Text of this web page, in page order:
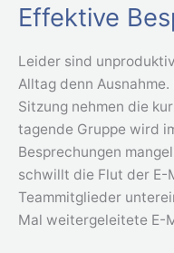
Effektive
Leider sind
Alltag denn
Sitzung nehmen die
tagende Gruppe wird
Besprechungen
schwillt die Flut der E-
Teammitglieder
Mal weitergeleitete E-
Effektive